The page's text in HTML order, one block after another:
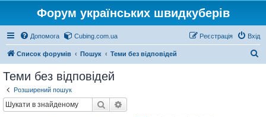
Форум українських швидкуберів
Допомога Cubing.com.ua Вхід
Реєстрація
Список форумів Пошук Теми без відповідей
Теми без відповідей
Розширений пошук
Пошук